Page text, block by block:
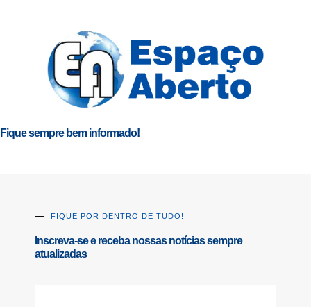
Fique sempre bem informado!
FIQUE POR DENTRO DE TUDO!
Inscreva-se e receba nossas notícias sempre
atualizadas